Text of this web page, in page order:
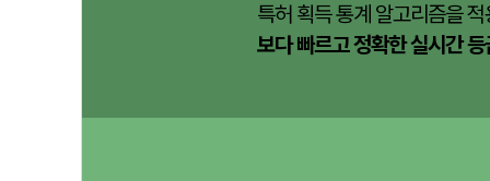
특허 획득 통계 알고리즘을
보다 빠르고 정확한 실시간 등